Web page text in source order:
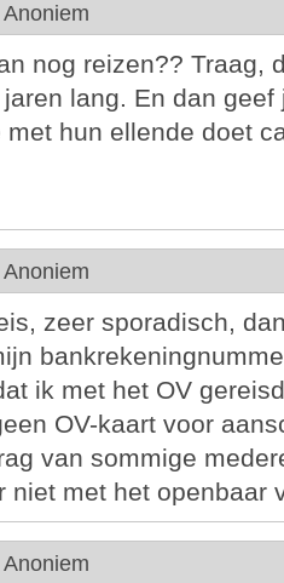
Anoniem
nog reizen?? Traag,
lang. En dan
hun ellende doet
Anoniem
zeer sporadisch,
ik met het OV
OV-kaart voor
van sommige
niet met het openbaar
Anoniem